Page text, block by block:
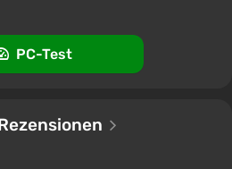
happysale
Promo-Codes
PC-Test